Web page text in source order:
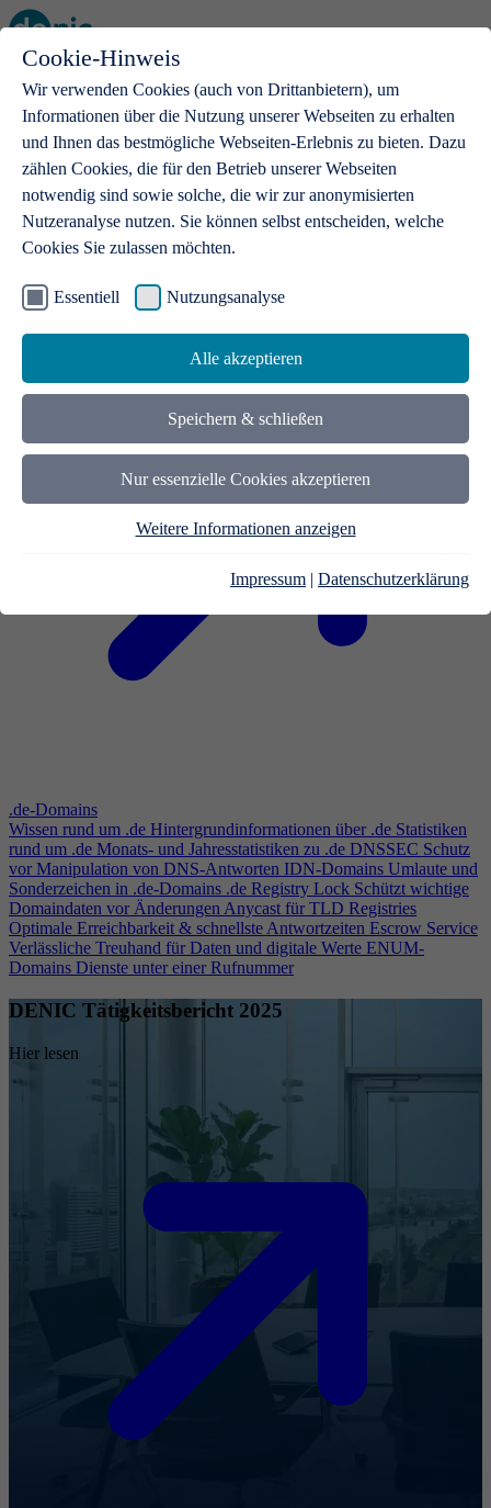
Cookie-Hinweis
Wir verwenden Cookies (auch von Drittanbietern), um
Informationen über die Nutzung unserer Webseiten zu erhalten
und Ihnen das bestmögliche Webseiten-Erlebnis zu bieten. Dazu
zählen Cookies, die für den Betrieb unserer Webseiten
notwendig sind sowie solche, die wir zur anonymisierten
Nutzeranalyse nutzen. Sie können selbst entscheiden, welche
Cookies Sie zulassen möchten.
Essentiell Nutzungsanalyse
Alle akzeptieren
Speichern & schließen
Nur essenzielle Cookies akzeptieren
Weitere Informationen anzeigen
Impressum | Datenschutzerklärung
Open main menu
.de-Domains
Mit einer .de-Domain erhalten Ideen eine Bühne
.de-Domains
Wissen rund um .de Hintergrundinformationen über .de Statistiken
rund um .de Monats- und Jahresstatistiken zu .de DNSSEC Schutz
vor Manipulation von DNS-Antworten IDN-Domains Umlaute und
Sonderzeichen in .de-Domains .de Registry Lock Schützt wichtige
Domaindaten vor ÄnderungenAnycast für TLD Registries
Optimale Erreichbarkeit & schnellste Antwortzeiten Escrow Service
Verlässliche Treuhand für Daten und digitale Werte ENUM-
Domains Dienste unter einer Rufnummer
DENIC Tätigkeitsbericht 2025
Hier lesen